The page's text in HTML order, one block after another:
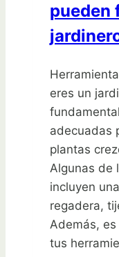
pueden
eres un
adecuadas
plantas
Algunas de
incluyen
regadera,
Además,
tus